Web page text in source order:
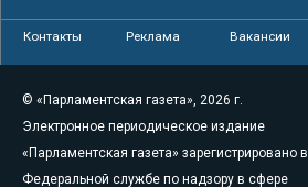
Контакты Реклама Вакансии
© «Парламентская газета», 2026 г.
Электронное периодическое издание
«Парламентская газета» зарегистрировано в
Федеральной службе по надзору в сфере